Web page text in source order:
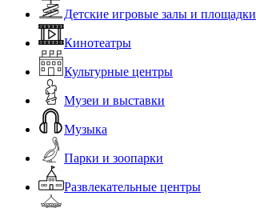
Детские игровые залы и площадки
Кинотеатры
Культурные центры
Музеи и выставки
Музыка
Парки и зоопарки
Развлекательные центры